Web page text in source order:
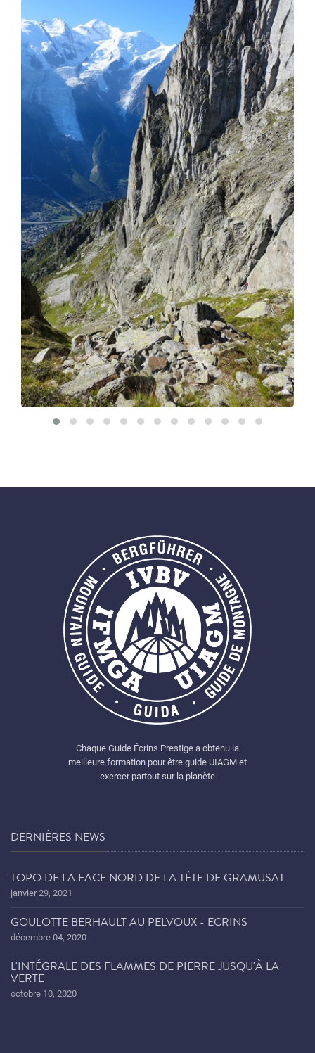
Chaque Guide Écrins Prestige a obtenu la
meilleure formation pour être guide UIAGM et
exercer partout sur la planète
DERNIÈRES NEWS
TOPO DE LA FACE NORD DE LA TÊTE DE GRAMUSAT
janvier 29, 2021
GOULOTTE BERHAULT AU PELVOUX - ECRINS
décembre 04, 2020
L'INTÉGRALE DES FLAMMES DE PIERRE JUSQU'À LA
VERTE
octobre 10, 2020